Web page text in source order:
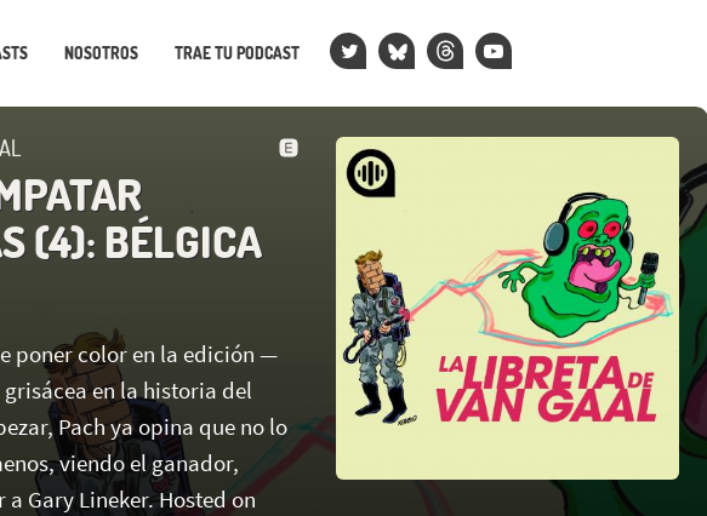
NOSOTROS TRAE TU PODCAST
(4): BÉLGICA
poner color en la edición —
en la historia del
Pach ya opina que no lo
viendo el ganador,
Gary Lineker. Hosted on